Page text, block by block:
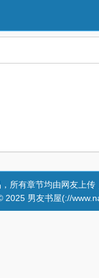
所有章节均由网友上传
2025 男友书屋(://